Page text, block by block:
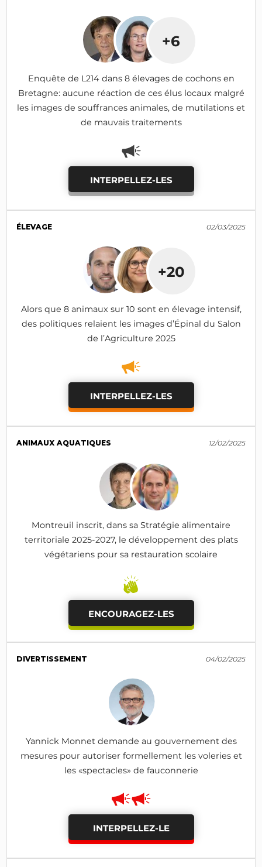
+6
Enquête de L214 dans 8 élevages de cochons en
Bretagne: aucune réaction de ces élus locaux malgré
les images de souffrances animales, de mutilations et
de mauvais traitements
INTERPELLEZ-LES
ÉLEVAGE 02/03/2025
+20
Alors que 8 animaux sur 10 sont en élevage intensif,
des politiques relaient les images d’Épinal du Salon
de l’Agriculture 2025
INTERPELLEZ-LES
ANIMAUX AQUATIQUES 12/02/2025
Montreuil inscrit, dans sa Stratégie alimentaire
territoriale 2025-2027, le développement des plats
végétariens pour sa restauration scolaire
ENCOURAGEZ-LES
DIVERTISSEMENT 04/02/2025
Yannick Monnet demande au gouvernement des
mesures pour autoriser formellement les voleries et
les «spectacles» de fauconnerie
INTERPELLEZ-LE